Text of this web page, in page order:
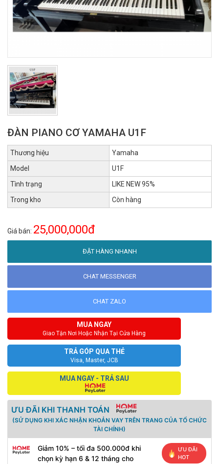
ĐÀN PIANO CƠ YAMAHA U1F
Thương hiệu
Yamaha
Model
U1F
Tình trạng
LIKE NEW 95%
Trong kho
Còn hàng
Giá bán: 25,000,000đ
ĐẶT HÀNG NHANH
CHAT MESSENGER
CHAT ZALO
MUA NGAY
Giao Tận Nơi Hoặc Nhận Tại Cửa Hàng
TRẢ GÓP QUA THẺ
Visa, Master, JCB
MUA NGAY - TRẢ SAU
ƯU ĐÃI KHI THANH TOÁN
(SỬ DỤNG KHI XÁC NHẬN KHOẢN VAY TRÊN TRANG CỦA TỔ CHỨC
TÀI CHÍNH)
Giảm 10% – tối đa 500.000đ khi
chọn kỳ hạn 6 & 12 tháng cho
ƯU ĐÃI
HOT